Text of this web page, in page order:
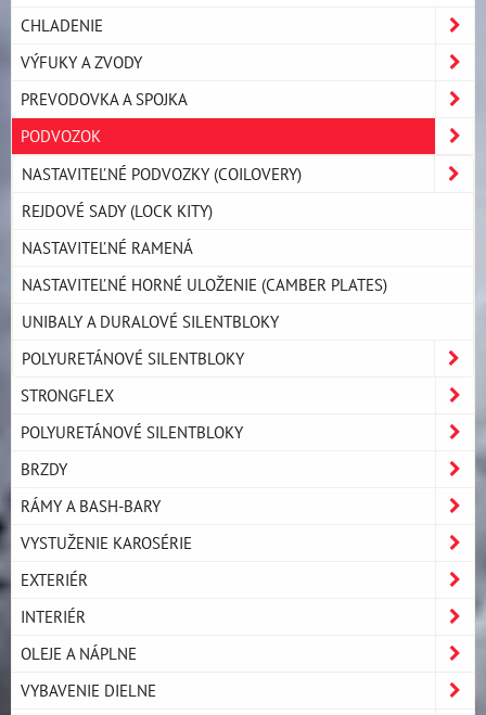
CHLADENIE
VÝFUKY A ZVODY
PREVODOVKA A SPOJKA
PODVOZOK
NASTAVITEĽNÉ PODVOZKY (COILOVERY)
REJDOVÉ SADY (LOCK KITY)
NASTAVITEĽNÉ RAMENÁ
NASTAVITEĽNÉ HORNÉ ULOŽENIE (CAMBER PLATES)
UNIBALY A DURALOVÉ SILENTBLOKY
POLYURETÁNOVÉ SILENTBLOKY
STRONGFLEX
POLYURETÁNOVÉ SILENTBLOKY
BRZDY
RÁMY A BASH-BARY
VYSTUŽENIE KAROSÉRIE
EXTERIÉR
INTERIÉR
OLEJE A NÁPLNE
VYBAVENIE DIELNE